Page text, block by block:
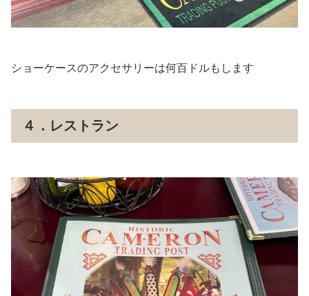
ショーケースのアクセサリーは何百ドルもします
４．レストラン